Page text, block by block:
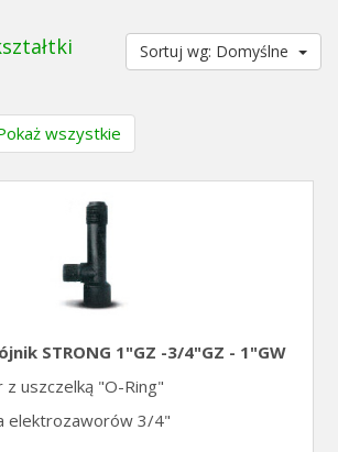
Sortuj wg: Domyślne
wszystkie
STRONG 1"GZ -3/4"GZ - 1"GW
z uszczelką "O-Ring"
elektrozaworów 3/4"